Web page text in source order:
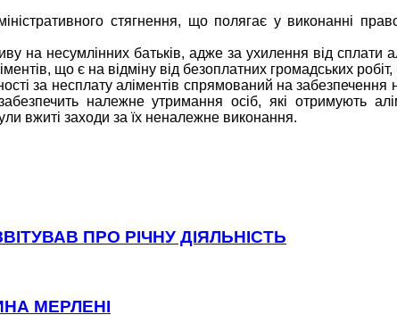
стягнення, що полягає у виконанні
на несумлінних батьків, адже за ухилення від сплати
що є на відміну від безоплатних громадських
за несплату аліментів спрямований на
належне утримання осіб, які отримують
вжиті заходи за їх неналежне виконання.
ПРО РІЧНУ ДІЯЛЬНІСТЬ
МЕРЛЕНІ